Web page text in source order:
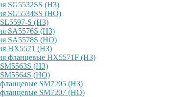
SG5532SS (НЗ)
SG5534SS (НО)
S (НЗ)
SA5576S (НЗ)
SA5578S (НО)
HX5571 (НЗ)
фланцевые HX5571F (НЗ)
(НЗ)
SM5564S (НО)
SM7205 (НЗ)
фланцевые SM7207 (НО)